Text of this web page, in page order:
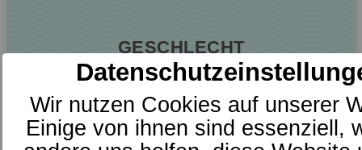
GESCHLECHT
Bitte treffen Sie eine Wahl.
weiblich männlich
Wir nutzen Cookies auf unserer
Einige von ihnen sind essenziell,